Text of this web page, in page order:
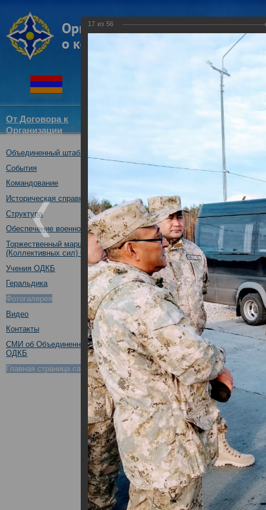
От Договора к
Организации
Новости
Объединенный штаб ОДКБ
События
Командование
Историческая справка
Структура
Обеспечение военной безопасности
Торжественный марш Войск
(Коллективных сил) ОДКБ
Учения ОДКБ
Геральдика
Фотогалерея
Видео
Контакты
СМИ об Объединенном штабе
ОДКБ
Главная страница сайта ОДКБ
совместное учение с КСОР
"Мулино", Нижегородская
17 из 56